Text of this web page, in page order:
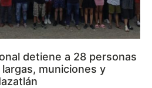
detiene a 28 personas
municiones y